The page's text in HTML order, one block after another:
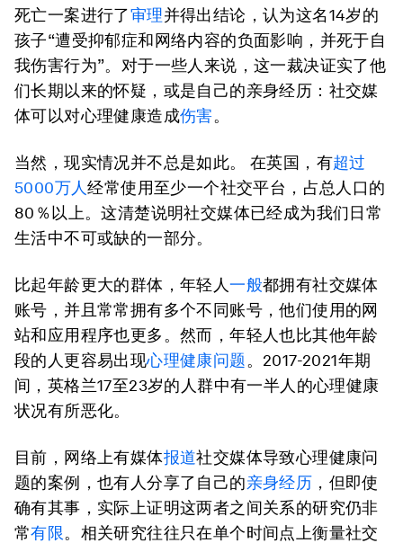
死亡一案进行了审理并得出结论，认为这名14岁的
孩子“遭受抑郁症和网络内容的负面影响，并死于自
我伤害行为”。对于一些人来说，这一裁决证实了他
们长期以来的怀疑，或是自己的亲身经历：社交媒
体可以对心理健康造成伤害。
当然，现实情况并不总是如此。 在英国，有超过
5000万人经常使用至少一个社交平台，占总人口的
80％以上。这清楚说明社交媒体已经成为我们日常
生活中不可或缺的一部分。
比起年龄更大的群体，年轻人一般都拥有社交媒体
账号，并且常常拥有多个不同账号，他们使用的网
站和应用程序也更多。然而，年轻人也比其他年龄
段的人更容易出现心理健康问题。2017-2021年期
间，英格兰17至23岁的人群中有一半人的心理健康
状况有所恶化。
目前，网络上有媒体报道社交媒体导致心理健康问
题的案例，也有人分享了自己的亲身经历 ，但即使
确有其事，实际上证明这两者之间关系的研究仍非
常有限。相关研究往往只在单个时间点上衡量社交